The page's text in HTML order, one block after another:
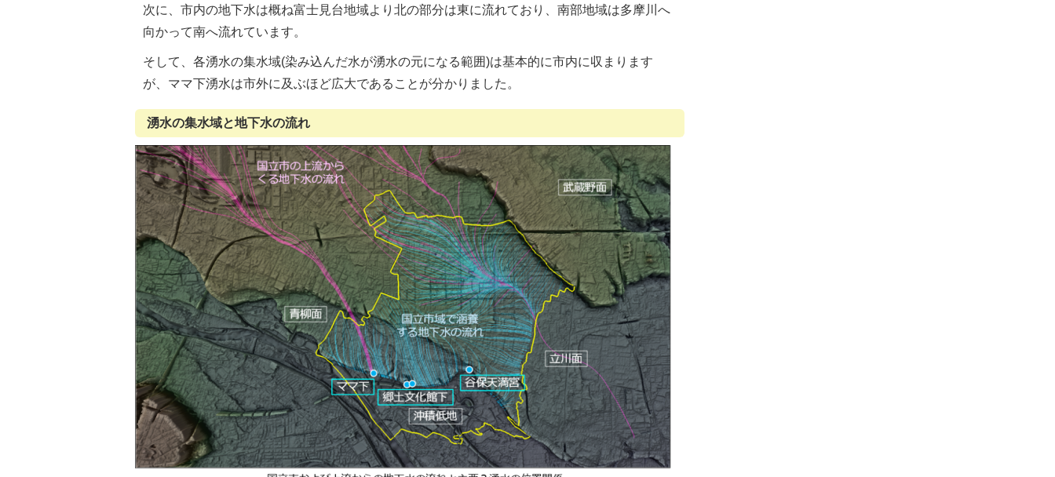
次に、市内の地下水は概ね富士見台地域より北の部分は東に流れており、南部地域は多摩川へ
向かって南へ流れています。
そして、各湧水の集水域(染み込んだ水が湧水の元になる範囲)は基本的に市内に収まります
が、ママ下湧水は市外に及ぶほど広大であることが分かりました。
湧水の集水域と地下水の流れ